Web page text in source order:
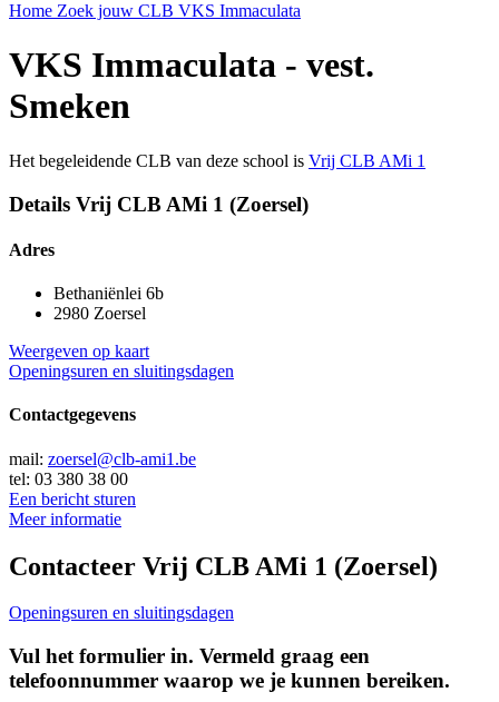
Home Zoek jouw CLB VKS Immaculata
VKS Immaculata - vest.
Smeken
Het begeleidende CLB van deze school is Vrij CLB AMi 1
Details Vrij CLB AMi 1 (Zoersel)
Adres
Bethaniënlei 6b
2980 Zoersel
Weergeven op kaart
Openingsuren en sluitingsdagen
Contactgegevens
mail: zoersel@clb-ami1.be
tel: 03 380 38 00
Een bericht sturen
Meer informatie
Contacteer Vrij CLB AMi 1 (Zoersel)
Openingsuren en sluitingsdagen
Vul het formulier in. Vermeld graag een
telefoonnummer waarop we je kunnen bereiken.